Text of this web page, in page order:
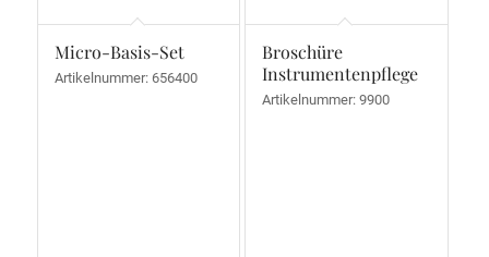
Micro-Basis-Set
Artikelnummer: 656400
Broschüre
Instrumentenpflege
Artikelnummer: 9900